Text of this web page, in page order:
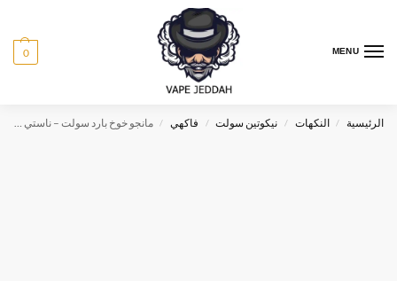
MENU
0
الرئيسية / النكهات / نيكوتين سولت / فاكهي / مانجو خوخ بارد سولت – ناستي سوبر كوول